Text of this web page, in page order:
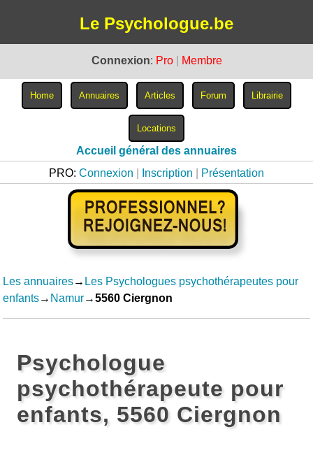
Le Psychologue.be
Connexion: Pro Membre
Accueil général des annuaires
PRO: Connexion Inscription Présentation
Les annuaires→ Les Psychologues psychothérapeutes pour
enfants→ Namur→5560 Ciergnon
Psychologue
psychothérapeute pour
enfants, 5560 Ciergnon